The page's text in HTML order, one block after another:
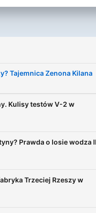
Tajemnica Zenona Kilana
Kulisy testów V-2 w
Prawda o losie wodza
Trzeciej Rzeszy w